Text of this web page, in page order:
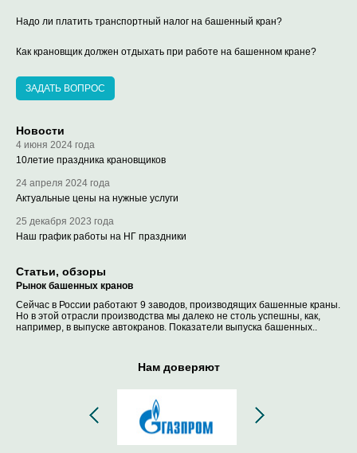
Надо ли платить транспортный налог на башенный кран?
Как крановщик должен отдыхать при работе на башенном кране?
ЗАДАТЬ ВОПРОС
Новости
4 июня 2024 года
10летие праздника крановщиков
24 апреля 2024 года
Актуальные цены на нужные услуги
25 декабря 2023 года
Наш график работы на НГ праздники
Статьи, обзоры
Рынок башенных кранов
Сейчас в России работают 9 заводов, производящих башенные краны.
Но в этой отрасли производства мы далеко не столь успешны, как,
например, в выпуске автокранов. Показатели выпуска башенных..
Нам доверяют